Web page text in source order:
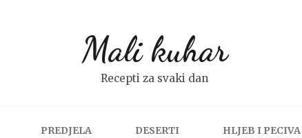
Mali kuhar
Recepti za svaki dan
PREDJELA DESERTI HLJEB I PECIVA